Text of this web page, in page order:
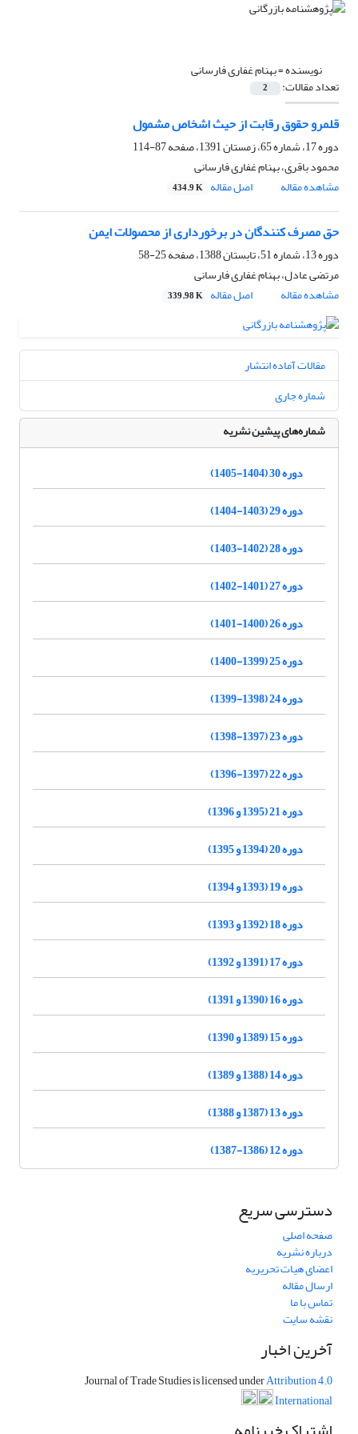
نویسنده =بهنام غفاری فارسانی
تعداد مقالات: 2
قلمرو حقوق رقابت از حیث اشخاص مشمول
دوره 17، شماره 65، زمستان 1391، صفحه
87-114
محمود باقری، بهنام غفاری فارسانی
مشاهده مقاله
اصل مقاله 434.9 K
حق مصرف کنندگان در برخورداری از محصولات ایمن
دوره 13، شماره 51، تابستان 1388، صفحه
25-58
مرتضی عادل، بهنام غفاری فارسانی
مشاهده مقاله
اصل مقاله 339.98 K
مقالات آماده انتشار
شماره جاری
شماره‌های پیشین نشریه
دوره 30 (1404-1405)
دوره 29 (1403-1404)
دوره 28 (1402-1403)
دوره 27 (1401-1402)
دوره 26 (1400-1401)
دوره 25 (1399-1400)
دوره 24 (1398-1399)
دوره 23 (1397-1398)
دوره 22 (1397-1396)
دوره 21 (1395 و 1396)
دوره 20 (1394 و 1395)
دوره 19 (1393 و 1394)
دوره 18 (1392 و 1393)
دوره 17 (1391 و 1392)
دوره 16 (1390 و 1391)
دوره 15 (1389 و 1390)
دوره 14 (1388 و 1389)
دوره 13 (1387 و 1388)
دوره 12 (1386-1387)
دسترسی سریع
صفحه اصلی
درباره نشریه
اعضای هیات تحریریه
ارسال مقاله
تماس با ما
نقشه سایت
آخرین اخبار
Journal of Trade Studies is licensed underAttribution 4.0
International